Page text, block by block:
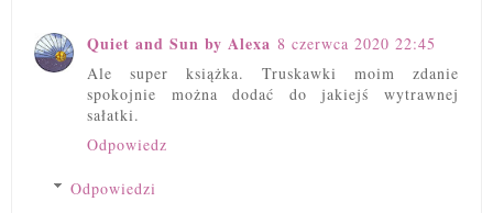
Quiet and Sun by Alexa 8 czerwca 2020 22:45
Ale super książka. Truskawki moim zdanie
spokojnie można dodać do jakiejś wytrawnej
sałatki.
Odpowiedz
Odpowiedzi